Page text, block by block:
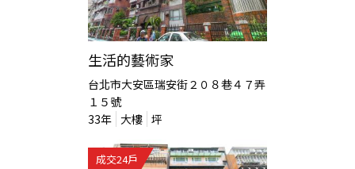
生活的藝術家
台北市大安區瑞安街２０８巷４７弄
１５號
33年 大樓 坪
成交24戶